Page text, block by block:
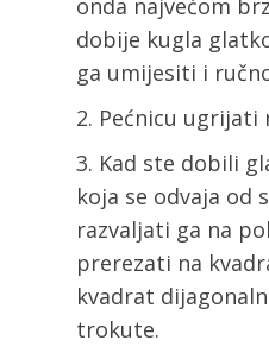
onda najvećom
dobije kugla
ga umijesiti i
Pećnicu ugrijati
Kad ste dobili
koja se odvaja od
razvaljati ga na
prerezati na
kvadrat
trokute.